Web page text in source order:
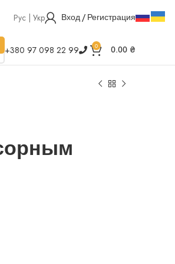
Рус | Укр Вход / Регистрация
+380 97 098 22 99 0 0.00 ₴